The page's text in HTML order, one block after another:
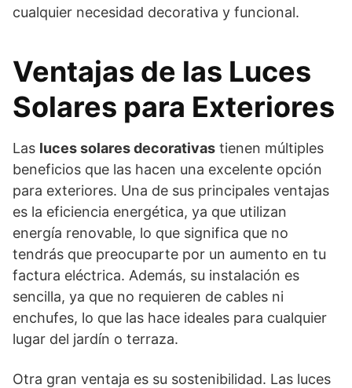
cualquier necesidad decorativa y funcional.
Ventajas de las Luces
Solares para Exteriores
Las luces solares decorativas tienen múltiples
beneficios que las hacen una excelente opción
para exteriores. Una de sus principales ventajas
es la eficiencia energética, ya que utilizan
energía renovable, lo que significa que no
tendrás que preocuparte por un aumento en tu
factura eléctrica. Además, su instalación es
sencilla, ya que no requieren de cables ni
enchufes, lo que las hace ideales para cualquier
lugar del jardín o terraza.
Otra gran ventaja es su sostenibilidad. Las luces